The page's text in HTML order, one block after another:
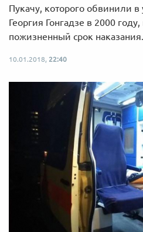
Пукачу, которого обвинили в
Георгия Гонгадзе в 2000
пожизненный срок наказания.
10.01.2018, 22:40